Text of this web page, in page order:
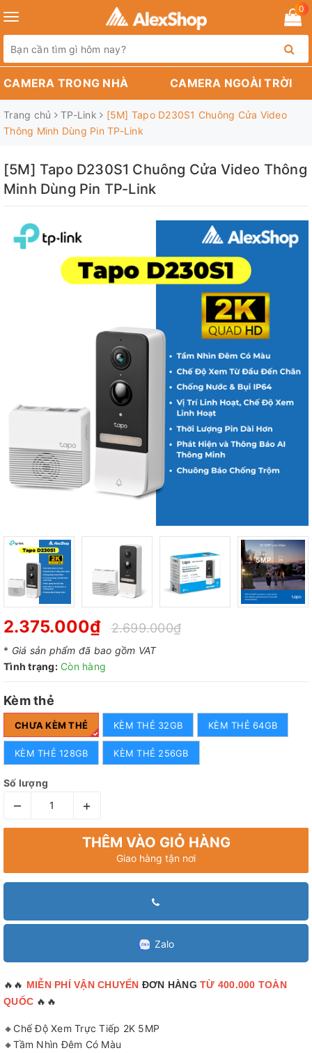
Toggle
navigation
0
CAMERA TRONG NHÀ CAMERA NGOÀI TRỜI
Trang chủ TP-Link
[5M] Tapo D230S1 Chuông Cửa Video
Thông Minh Dùng Pin TP-Link
[5M] Tapo D230S1 Chuông Cửa Video Thông
Minh Dùng Pin TP-Link
2.375.000₫ 2.699.000₫
* Giá sản phẩm đã bao gồm VAT
Tình trạng: Còn hàng
Kèm thẻ
CHƯA KÈM THẺ KÈM THẺ 32GB KÈM THẺ 64GB
KÈM THẺ 128GB KÈM THẺ 256GB
Số lượng
– +
THÊM VÀO GIỎ HÀNG
Giao hàng tận nơi
Zalo
🔥🔥 MIỄN PHÍ VẬN CHUYỂN ĐƠN HÀNG TỪ 400.000 TOÀN
QUỐC 🔥🔥
🔸Chế Độ Xem Trực Tiếp 2K 5MP
🔸Tầm Nhìn Đêm Có Màu